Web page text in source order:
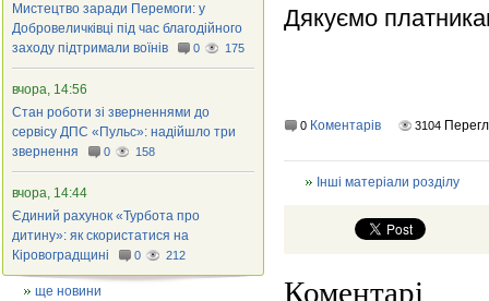
Дякуємо
0 Коментарів 3104
Інші матеріали розділу
Коментарі
Мистецтво заради Перемоги: у
Добровеличківці під час благодійного
заходу підтримали воїнів
0 175
вчора, 14:56
Стан роботи зі зверненнями до
сервісу ДПС «Пульс»: надійшло три
звернення
0 158
вчора, 14:44
Єдиний рахунок «Турбота про
дитину»: як скористатися на
Кіровоградщині
0 212
ще новини